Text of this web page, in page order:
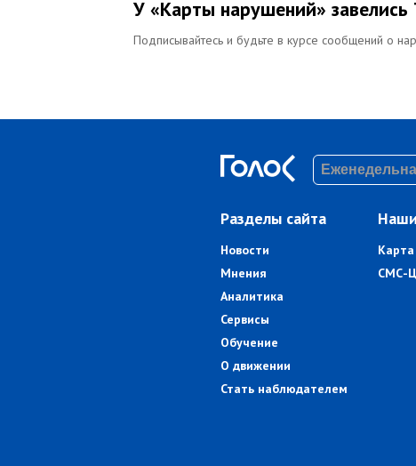
У «Карты нарушений» завелись
Подписывайтесь и будьте в курсе сообщений о
Разделы сайта
Новости
Мнения
Аналитика
Сервисы
Обучение
О движении
Стать наблюдателем
СМС-